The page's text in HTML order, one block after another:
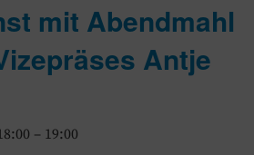
mit Abendmahl
Antje
– 19:00